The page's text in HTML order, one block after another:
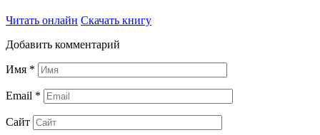
Читать онлайн Скачать книгу
Добавить комментарий
Имя *
Email *
Сайт